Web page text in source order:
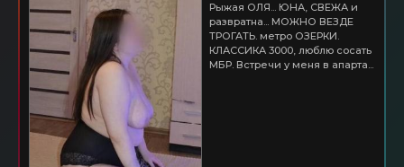
Рыжая ОЛЯ... ЮНА, СВЕЖА и
развратна... МОЖНО ВЕЗДЕ
ТРОГАТЬ. метро ОЗЕРКИ.
КЛАССИКА 3000, люблю сосать
МБР. Встречи у меня в апарта...